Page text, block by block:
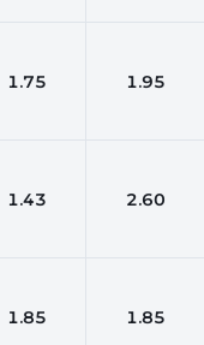
1.75 1.95
1.43 2.60
1.85 1.85